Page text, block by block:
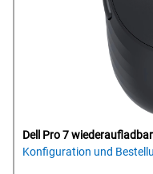
Dell Pro 7
Konfiguration und